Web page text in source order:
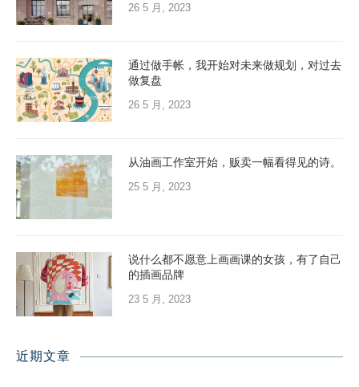
26 5 月, 2023
通过做手帐，我开始对未来做规划，对过去
做复盘
26 5 月, 2023
从油画工作室开始，贩卖一幅看得见的诗。
25 5 月, 2023
说什么都不愿意上画画课的女孩，有了自己
的插画品牌
23 5 月, 2023
近期文章